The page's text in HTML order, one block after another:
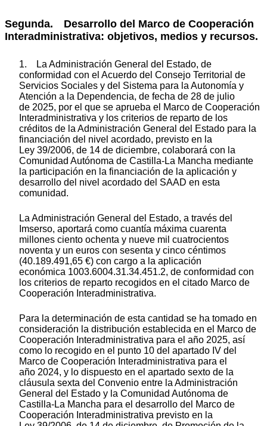
Segunda. Desarrollo del Marco de Cooperación
Interadministrativa: objetivos, medios y recursos.
1. La Administración General del Estado, de
conformidad con el Acuerdo del Consejo Territorial de
Servicios Sociales y del Sistema para la Autonomía y
Atención a la Dependencia, de fecha de 28 de julio
de 2025, por el que se aprueba el Marco de Cooperación
Interadministrativa y los criterios de reparto de los
créditos de la Administración General del Estado para la
financiación del nivel acordado, previsto en la
Ley 39/2006, de 14 de diciembre, colaborará con la
Comunidad Autónoma de Castilla-La Mancha mediante
la participación en la financiación de la aplicación y
desarrollo del nivel acordado del SAAD en esta
comunidad.
La Administración General del Estado, a través del
Imserso, aportará como cuantía máxima cuarenta
millones ciento ochenta y nueve mil cuatrocientos
noventa y un euros con sesenta y cinco céntimos
(40.189.491,65 €) con cargo a la aplicación
económica 1003.6004.31.34.451.2, de conformidad con
los criterios de reparto recogidos en el citado Marco de
Cooperación Interadministrativa.
Para la determinación de esta cantidad se ha tomado en
consideración la distribución establecida en el Marco de
Cooperación Interadministrativa para el año 2025, así
como lo recogido en el punto 10 del apartado IV del
Marco de Cooperación Interadministrativa para el
año 2024, y lo dispuesto en el apartado sexto de la
cláusula sexta del Convenio entre la Administración
General del Estado y la Comunidad Autónoma de
Castilla-La Mancha para el desarrollo del Marco de
Cooperación Interadministrativa previsto en la